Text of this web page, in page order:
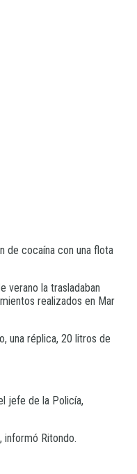
de cocaína con una flota
verano la trasladaban
realizados en Mar
una réplica, 20 litros de
jefe de la Policía,
informó Ritondo.